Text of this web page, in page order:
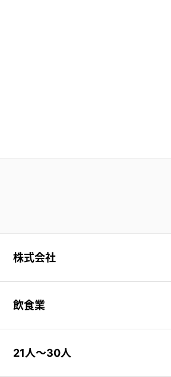
株式会社
飲食業
21人〜30人